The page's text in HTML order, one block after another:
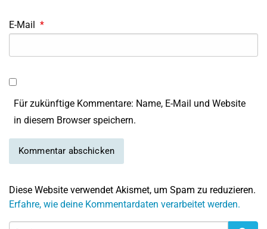
E-Mail *
Für zukünftige Kommentare: Name, E-Mail und Website
in diesem Browser speichern.
Diese Website verwendet Akismet, um Spam zu reduzieren.
Erfahre, wie deine Kommentardaten verarbeitet werden.